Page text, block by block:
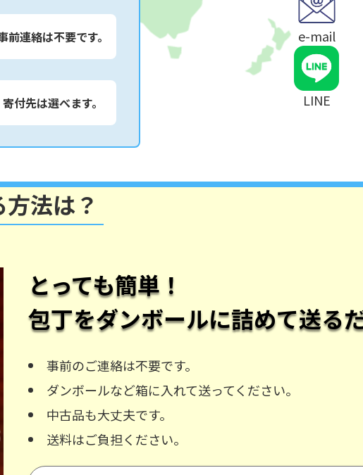
前連絡は不要です。
寄付先は選べます。
e-mail
LINE
法は？
とっても簡単！
包丁をダンボールに詰めて送る
事前のご連絡は不要です。
ダンボールなど箱に入れて送ってください。
中古品も大丈夫です。
送料はご負担ください。